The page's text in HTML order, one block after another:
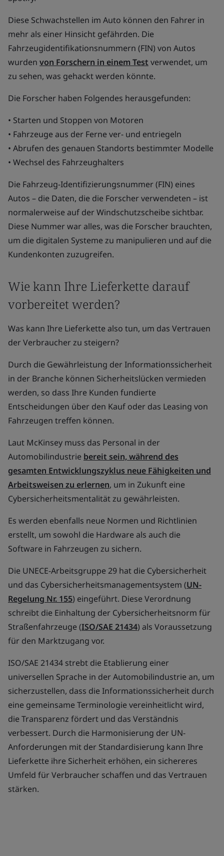
Diese Schwachstellen im Auto können den Fahrer in
mehr als einer Hinsicht gefährden. Die
Fahrzeugidentifikationsnummern (FIN) von Autos
wurden von Forschern in einem Test verwendet, um
zu sehen, was gehackt werden könnte.
Die Forscher haben Folgendes herausgefunden:
• Starten und Stoppen von Motoren
• Fahrzeuge aus der Ferne ver- und entriegeln
• Abrufen des genauen Standorts bestimmter Modelle
• Wechsel des Fahrzeughalters
Die Fahrzeug-Identifizierungsnummer (FIN) eines
Autos – die Daten, die die Forscher verwendeten – ist
normalerweise auf der Windschutzscheibe sichtbar.
Diese Nummer war alles, was die Forscher brauchten,
um die digitalen Systeme zu manipulieren und auf die
Kundenkonten zuzugreifen.
Wie kann Ihre Lieferkette darauf
vorbereitet werden?
Was kann Ihre Lieferkette also tun, um das Vertrauen
der Verbraucher zu steigern?
Durch die Gewährleistung der Informationssicherheit
in der Branche können Sicherheitslücken vermieden
werden, so dass Ihre Kunden fundierte
Entscheidungen über den Kauf oder das Leasing von
Fahrzeugen treffen können.
Laut McKinsey muss das Personal in der
Automobilindustrie bereit sein, während des
gesamten Entwicklungszyklus neue Fähigkeiten und
Arbeitsweisen zu erlernen, um in Zukunft eine
Cybersicherheitsmentalität zu gewährleisten.
Es werden ebenfalls neue Normen und Richtlinien
erstellt, um sowohl die Hardware als auch die
Software in Fahrzeugen zu sichern.
Die UNECE-Arbeitsgruppe 29 hat die Cybersicherheit
und das Cybersicherheitsmanagementsystem (UN-
Regelung Nr. 155) eingeführt. Diese Verordnung
schreibt die Einhaltung der Cybersicherheitsnorm für
Straßenfahrzeuge (ISO/SAE 21434) als Voraussetzung
für den Marktzugang vor.
ISO/SAE 21434 strebt die Etablierung einer
universellen Sprache in der Automobilindustrie an, um
sicherzustellen, dass die Informationssicherheit durch
eine gemeinsame Terminologie vereinheitlicht wird,
die Transparenz fördert und das Verständnis
verbessert. Durch die Harmonisierung der UN-
Anforderungen mit der Standardisierung kann Ihre
Lieferkette ihre Sicherheit erhöhen, ein sichereres
Umfeld für Verbraucher schaffen und das Vertrauen
stärken.